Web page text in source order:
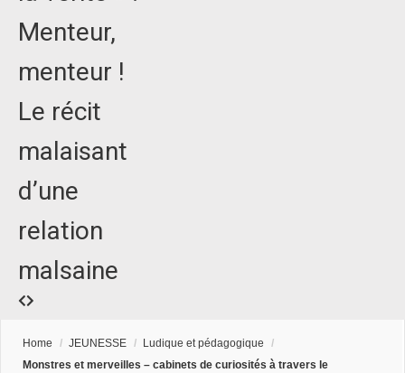
Menteur,
menteur !
Le récit
malaisant
d’une
relation
malsaine
Home / JEUNESSE / Ludique et pédagogique
/
Monstres et merveilles – cabinets de curiosités à travers le